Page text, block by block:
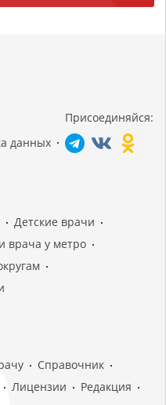
данных
Присоединяйся:
Детские врачи
врача у метро
Справочник
Лицензии
Редакция